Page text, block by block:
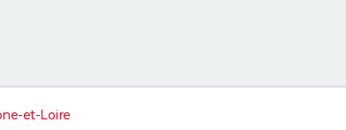
et-Loire